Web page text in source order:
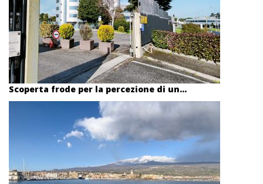
Scoperta frode per la percezione di un...